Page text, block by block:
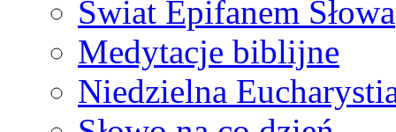
Świat Epifanem Słowa
Medytacje biblijne
Niedzielna